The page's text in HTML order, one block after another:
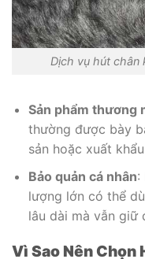
Dịch vụ hút chân
Sản phẩm thương
thường được bày
sản hoặc xuất
Bảo quản cá nhân:
lượng lớn có thể
lâu dài mà vẫn giữ
Vì Sao Nên Chọn